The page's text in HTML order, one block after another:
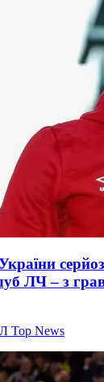
ЛЧ – з
Top News